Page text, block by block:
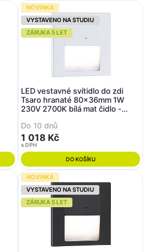
NOVINKA
VYSTAVENO NA STUDIU
ZÁRUKA 5 LET
LED vestavné svítidlo do zdi
Tsaro hranaté 80x36mm 1W
230V 2700K bílá mat čidlo -
Do 10 dnů
1 018 Kč
s DPH
DO KOŠÍKU
NOVINKA
VYSTAVENO NA STUDIU
ZÁRUKA 5 LET